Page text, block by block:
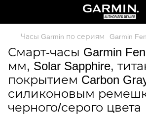
Часы Garmin по сериям Garmin
Смарт-часы Garmin
мм, Solar Sapphire,
покрытием Carbon
силиконовым
черного/серого цвета